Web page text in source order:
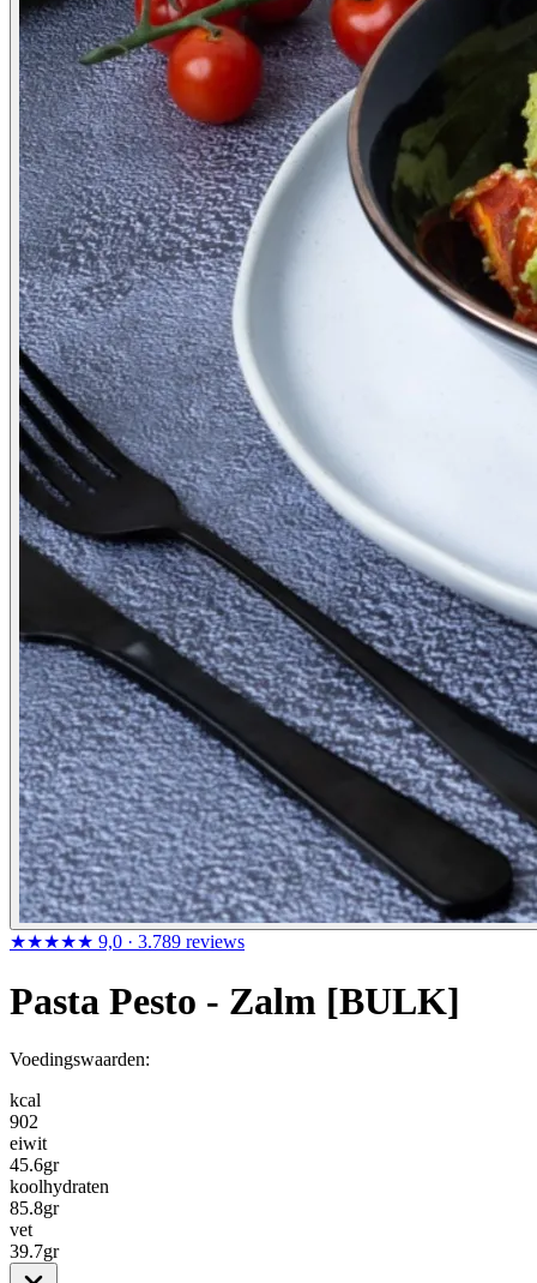
★★★★★ 9,0 · 3.789 reviews
Pasta Pesto - Zalm [BULK]
Voedingswaarden:
kcal
902
eiwit
45.6gr
koolhydraten
85.8gr
vet
39.7gr